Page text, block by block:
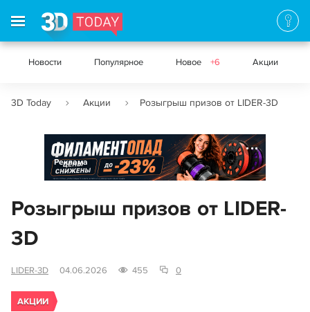
Новости Популярное Новое +6 Акции
3D Today Акции Розыгрыш призов от LIDER-3D
Реклама
Розыгрыш призов от LIDER-
3D
LIDER-3D 04.06.2026 455 0
АКЦИИ